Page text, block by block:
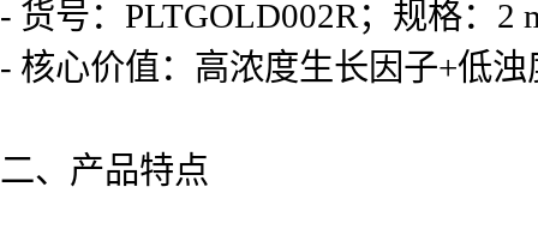
- 货号：PLTGOLD002R；规格：2
- 核心价值：高浓度生长因子+低
二、产品特点